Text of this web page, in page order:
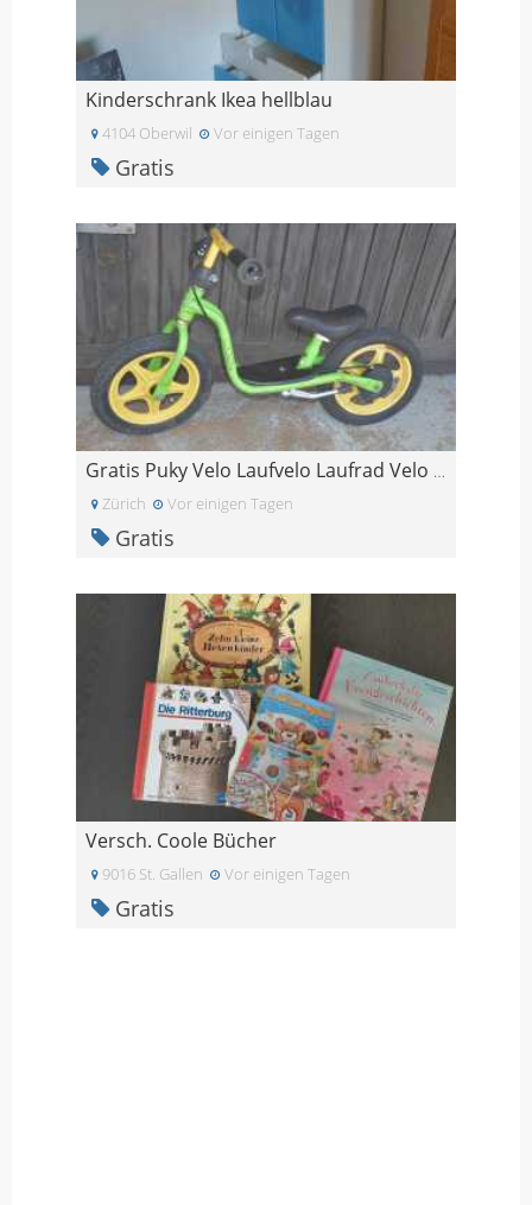
Kinderschrank Ikea hellblau
4104 Oberwil Vor einigen Tagen
Gratis
Gratis Puky Velo Laufvelo Laufrad Velo grün für Kl
Zürich Vor einigen Tagen
Gratis
Versch. Coole Bücher
9016 St. Gallen Vor einigen Tagen
Gratis